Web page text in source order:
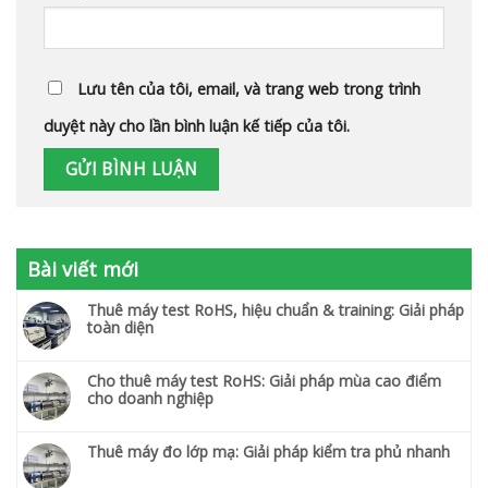
Lưu tên của tôi, email, và trang web trong trình
duyệt này cho lần bình luận kế tiếp của tôi.
Bài viết mới
Thuê máy test RoHS, hiệu chuẩn & training: Giải pháp
toàn diện
Cho thuê máy test RoHS: Giải pháp mùa cao điểm
cho doanh nghiệp
Thuê máy đo lớp mạ: Giải pháp kiểm tra phủ nhanh